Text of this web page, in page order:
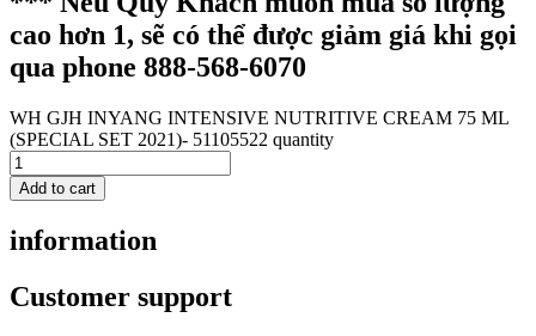
cao hơn 1, sẽ có thể được giảm giá khi gọi
qua phone 888-568-6070
WH GJH INYANG INTENSIVE NUTRITIVE CREAM 75 ML
(SPECIAL SET 2021)- 51105522 quantity
Add to cart
information
Customer support